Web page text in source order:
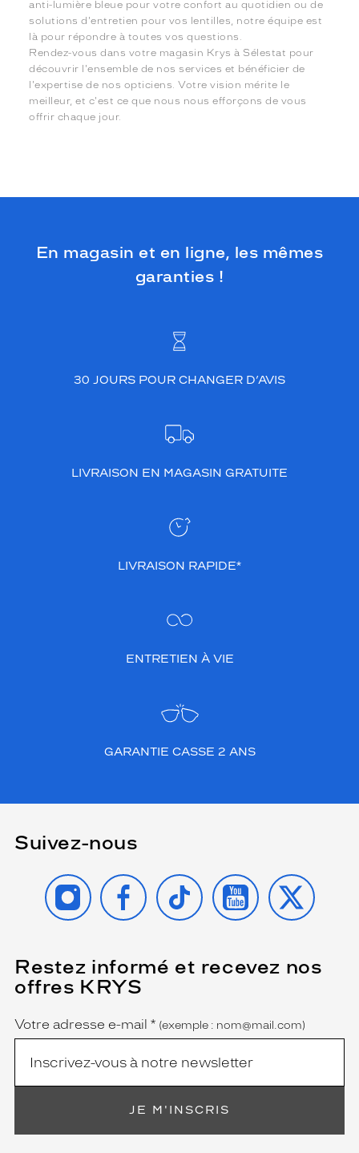
anti-lumière bleue pour votre confort au quotidien ou de
solutions d'entretien pour vos lentilles, notre équipe est
là pour répondre à toutes vos questions.
Rendez-vous dans votre magasin Krys à Sélestat pour
découvrir l'ensemble de nos services et bénéficier de
l'expertise de nos opticiens. Votre vision mérite le
meilleur, et c'est ce que nous nous efforçons de vous
offrir chaque jour.
En magasin et en ligne, les mêmes
garanties !
30 JOURS POUR CHANGER D’AVIS
LIVRAISON EN MAGASIN GRATUITE
LIVRAISON RAPIDE*
ENTRETIEN À VIE
GARANTIE CASSE 2 ANS
Suivez-nous
INSTAGRAMFACEBOOK
TIKTOK YOUTUBE
X
Restez informé et recevez nos
offres KRYS
Name
Votre adresse e-mail *
(Ce
champ
est
(exemple : nom@mail.com)
JE M'INSCRIS